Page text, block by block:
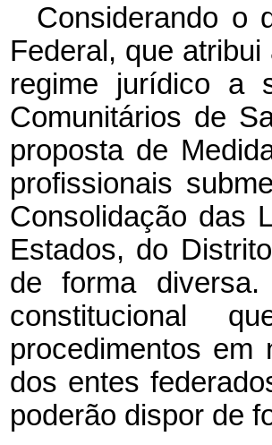
Considerando o
Federal, que
regime jurídico a
Comunitários de
proposta de
profissionais
Consolidação das
Estados, do
de forma
constitucional
procedimentos em
dos entes
poderão dispor de